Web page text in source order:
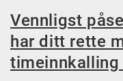
Vennligst
har ditt rette
timeinnkalling